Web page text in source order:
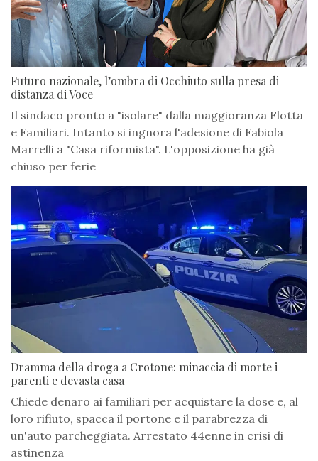
Futuro nazionale, l’ombra di Occhiuto sulla presa di
distanza di Voce
Il sindaco pronto a "isolare" dalla maggioranza Flotta
e Familiari. Intanto si ingnora l'adesione di Fabiola
Marrelli a "Casa riformista". L'opposizione ha già
chiuso per ferie
Dramma della droga a Crotone: minaccia di morte i
parenti e devasta casa
Chiede denaro ai familiari per acquistare la dose e, al
loro rifiuto, spacca il portone e il parabrezza di
un'auto parcheggiata. Arrestato 44enne in crisi di
astinenza